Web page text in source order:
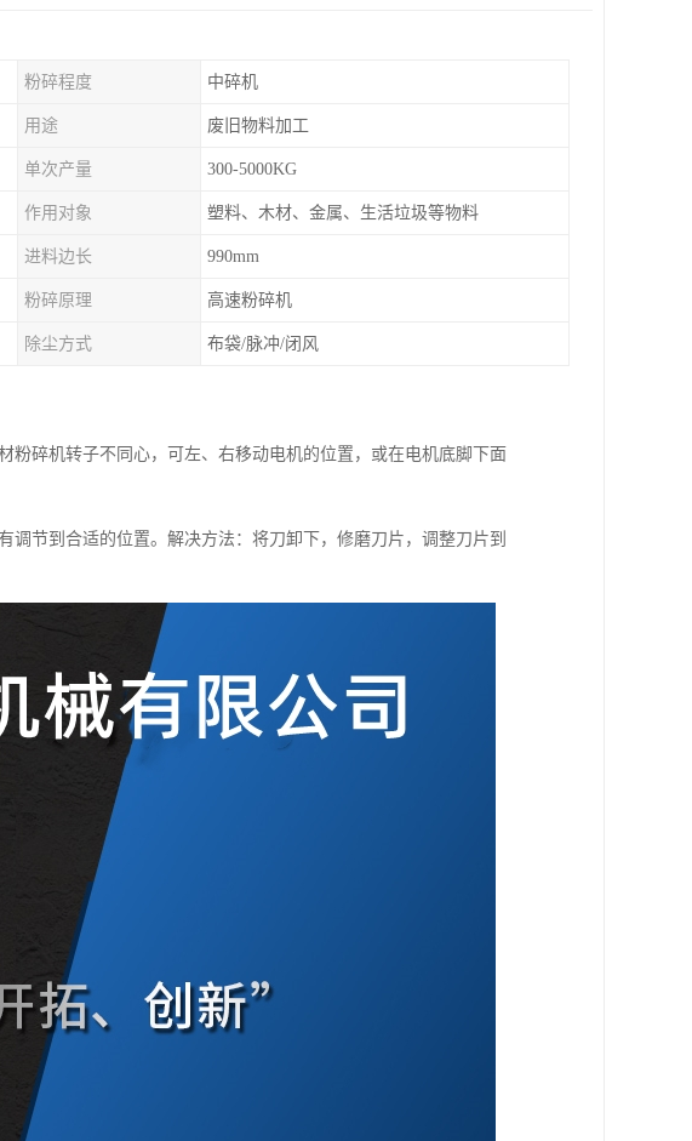
粉碎程度 中碎机
用途 废旧物料加工
单次产量 300-5000KG
作用对象 塑料、木材、金属、生活垃圾等物料
进料边长 990mm
粉碎原理 高速粉碎机
除尘方式 布袋/脉冲/闭风
粉碎机转子不同心，可左、右移动电机的位置，或在电机底脚下面
调节到合适的位置。解决方法：将刀卸下，修磨刀片，调整刀片到